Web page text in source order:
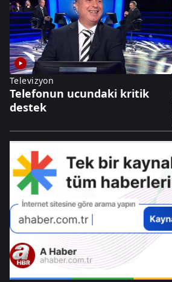
Televizyon
Telefonun ucundaki kritik
destek